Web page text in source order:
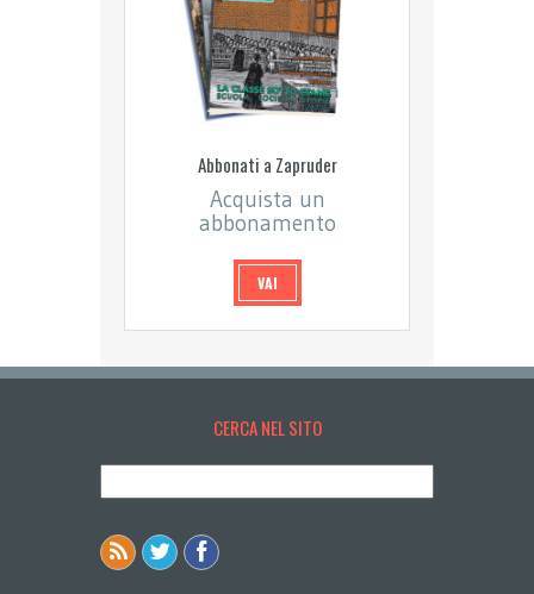
Abbonati a Zapruder
Acquista un
abbonamento
VAI
CERCA NEL SITO